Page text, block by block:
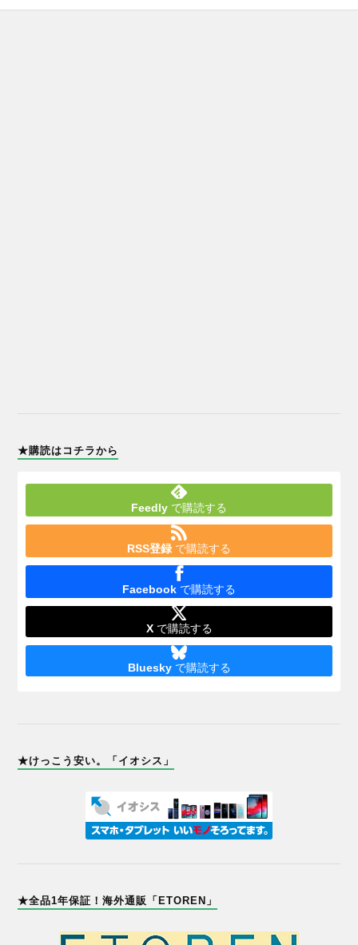
★購読はコチラから
Feedly で購読する
RSS登録 で購読する
Facebook で購読する
Xで購読する
Blueskyで購読する
★けっこう安い。「イオシス」
★全品1年保証！海外通販「ETOREN」